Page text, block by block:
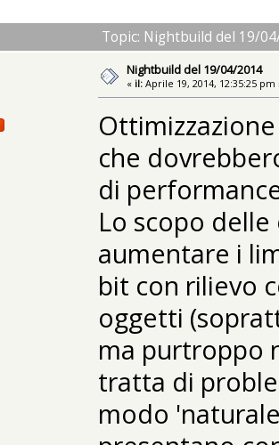
Topic: Nightbuild del 19/
Nightbuild del 19/04/2014
« il: Aprile 19, 2014, 12:35:25 pm
che
di
Lo scopo
aumentare i
bit con rilievo
oggetti
ma purtroppo
tratta di
modo